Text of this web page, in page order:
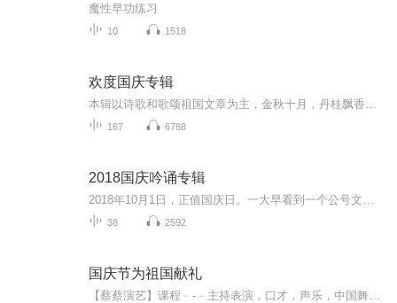
魔性早功练习
10 1518
欢度国庆专辑
167 6788
2018国庆吟诵专辑
38 2592
国庆节为祖国献礼